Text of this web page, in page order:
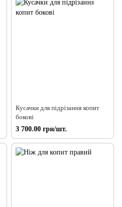
Кусачки для підрізання копит
бокові
3 700.00 грн/шт.